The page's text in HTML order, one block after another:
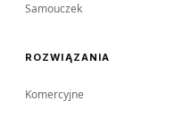
Samouczek
ROZWIĄZANIA
Komercyjne